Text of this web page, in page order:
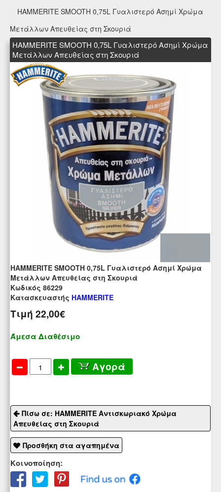
HAMMERITE SMOOTH 0,75L Γυαλιστερό Ασημί Χρώμα
Μετάλλων Απευθείας στη Σκουριά
HAMMERITE SMOOTH 0,75L Γυαλιστερό Ασημί Χρώμα
Μετάλλων Απευθείας στη Σκουριά
HAMMERITE SMOOTH 0,75L Γυαλιστερό Ασημί Χρώμα
Μετάλλων Απευθείας στη Σκουριά
Kωδικός 86229
Κατασκευαστής HAMMERITE
Τιμή 22,00€
Άμεσα Διαθέσιμο
Αγορά
Πίσω σε: HAMMERITE Αντισκωριακό Χρώμα
Απευθείας στη Σκουριά
Προσθήκη στα αγαπημένα
Κοινοποίηση: